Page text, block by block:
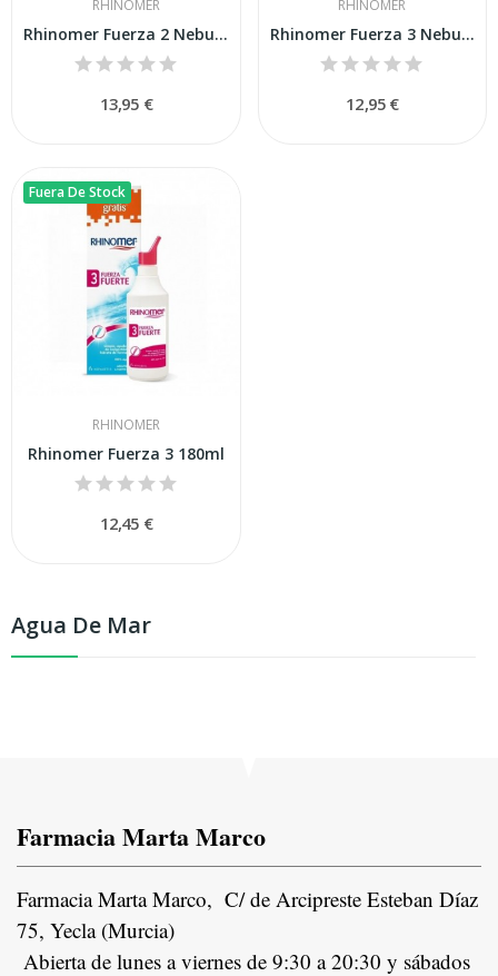
Agua De Mar
RHINOMER
Rhinomer Fuerza 2 Nebulizador 135 Ml
13,95 €
RHINOMER
Rhinomer Fuerza 3 Nebulizador 135 Ml
12,95 €
Fuera De Stock
RHINOMER
Rhinomer Fuerza 3 180ml
12,45 €
Farmacia Marta Marco
Farmacia Marta Marco, C/ de Arcipreste Esteban Díaz
75, Yecla (Murcia)
Abierta de lunes a viernes de 9:30 a 20:30 y sábados